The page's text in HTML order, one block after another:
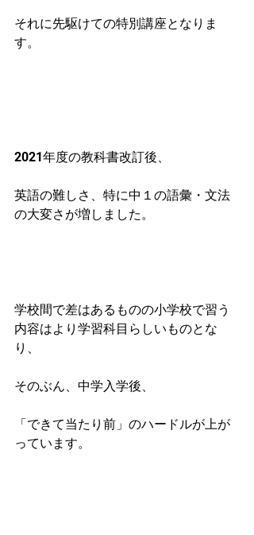
それに先駆けての特別講座となりま
す。
2021年度の教科書改訂後、
英語の難しさ、特に中１の語彙・文法
の大変さが増しました。
学校間で差はあるものの小学校で習う
内容はより学習科目らしいものとな
り、
そのぶん、中学入学後、
「できて当たり前」のハードルが上が
っています。